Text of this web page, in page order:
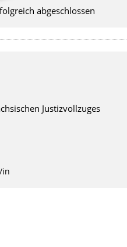
abgeschlossen
Justizvollzuges
in